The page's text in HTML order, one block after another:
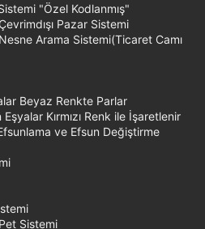
"Özel Kodlanmış"
Pazar Sistemi
Arama Sistemi(Ticaret Camı
Beyaz Renkte Parlar
Kırmızı Renk ile İşaretlenir
ve Efsun Değiştirme
Sistemi